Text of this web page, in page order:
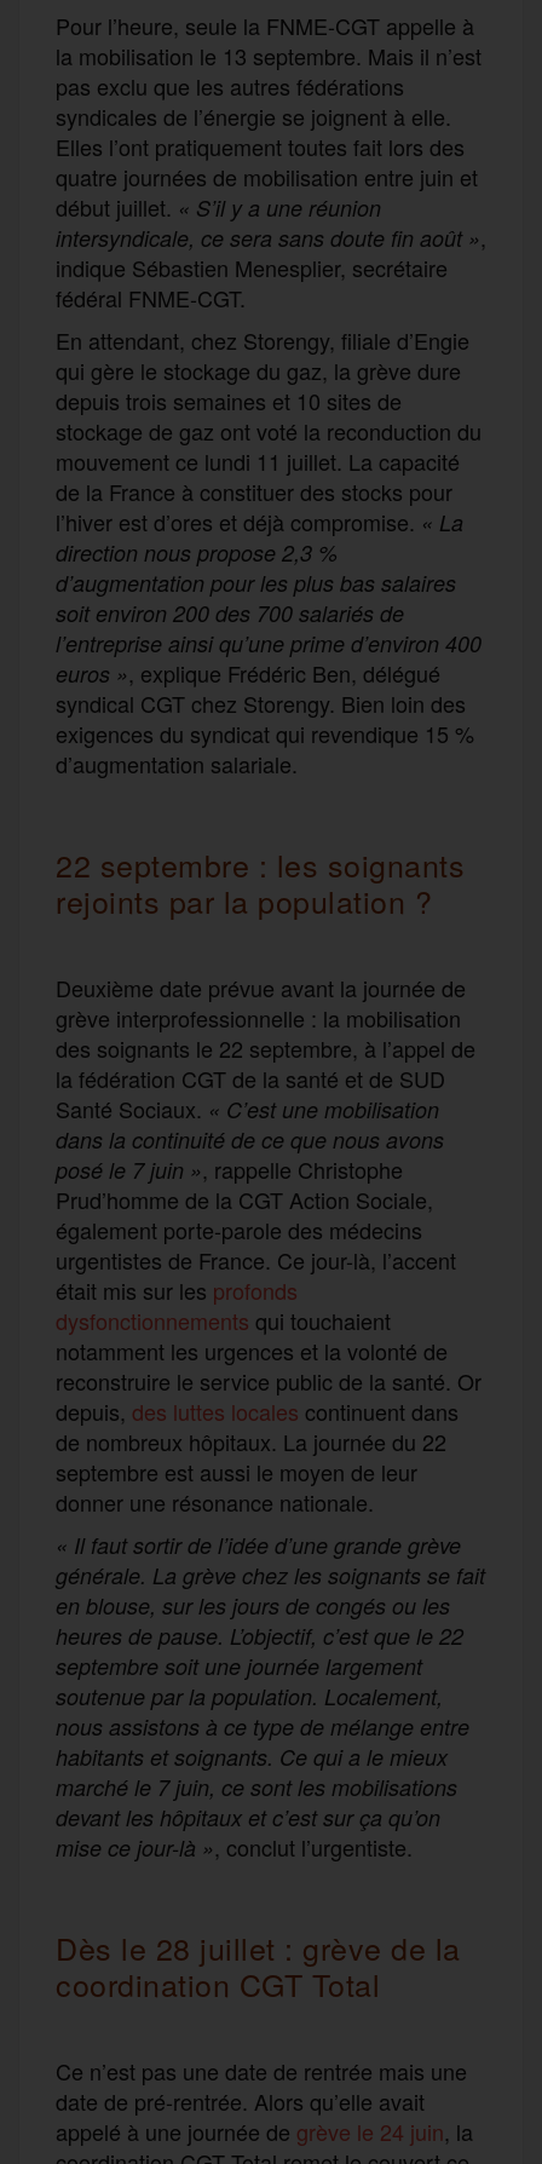
Pour l’heure, seule la FNME-CGT appelle à
la mobilisation le 13 septembre. Mais il n’est
pas exclu que les autres fédérations
syndicales de l’énergie se joignent à elle.
Elles l’ont pratiquement toutes fait lors des
quatre journées de mobilisation entre juin et
début juillet. « S’il y a une réunion
intersyndicale, ce sera sans doute fin août »,
indique Sébastien Menesplier, secrétaire
fédéral FNME-CGT.
En attendant, chez Storengy, filiale d’Engie
qui gère le stockage du gaz, la grève dure
depuis trois semaines et 10 sites de
stockage de gaz ont voté la reconduction du
mouvement ce lundi 11 juillet. La capacité
de la France à constituer des stocks pour
l’hiver est d’ores et déjà compromise. « La
direction nous propose 2,3 %
d’augmentation pour les plus bas salaires
soit environ 200 des 700 salariés de
l’entreprise ainsi qu’une prime d’environ 400
euros », explique Frédéric Ben, délégué
syndical CGT chez Storengy. Bien loin des
exigences du syndicat qui revendique 15 %
d’augmentation salariale.
22 septembre : les soignants
rejoints par la population ?
Deuxième date prévue avant la journée de
grève interprofessionnelle : la mobilisation
des soignants le 22 septembre, à l’appel de
la fédération CGT de la santé et de SUD
Santé Sociaux. « C’est une mobilisation
dans la continuité de ce que nous avons
posé le 7 juin », rappelle Christophe
Prud’homme de la CGT Action Sociale,
également porte-parole des médecins
urgentistes de France. Ce jour-là, l’accent
était mis sur les profonds
dysfonctionnements qui touchaient
notamment les urgences et la volonté de
reconstruire le service public de la santé. Or
depuis, des luttes locales continuent dans
de nombreux hôpitaux. La journée du 22
septembre est aussi le moyen de leur
donner une résonance nationale.
« Il faut sortir de l’idée d’une grande grève
générale. La grève chez les soignants se fait
en blouse, sur les jours de congés ou les
heures de pause. L’objectif, c’est que le 22
septembre soit une journée largement
soutenue par la population. Localement,
nous assistons à ce type de mélange entre
habitants et soignants. Ce qui a le mieux
marché le 7 juin, ce sont les mobilisations
devant les hôpitaux et c’est sur ça qu’on
mise ce jour-là », conclut l’urgentiste.
Dès le 28 juillet : grève de la
coordination CGT Total
Ce n’est pas une date de rentrée mais une
date de pré-rentrée. Alors qu’elle avait
appelé à une journée de grève le 24 juin, la